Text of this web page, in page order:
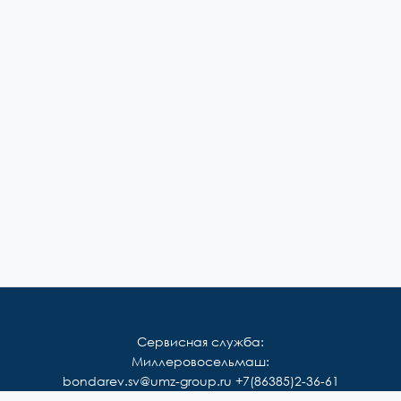
Сервисная служба:
Миллеровосельмаш:
bondarev.sv@umz-group.ru +7(86385)2-36-61